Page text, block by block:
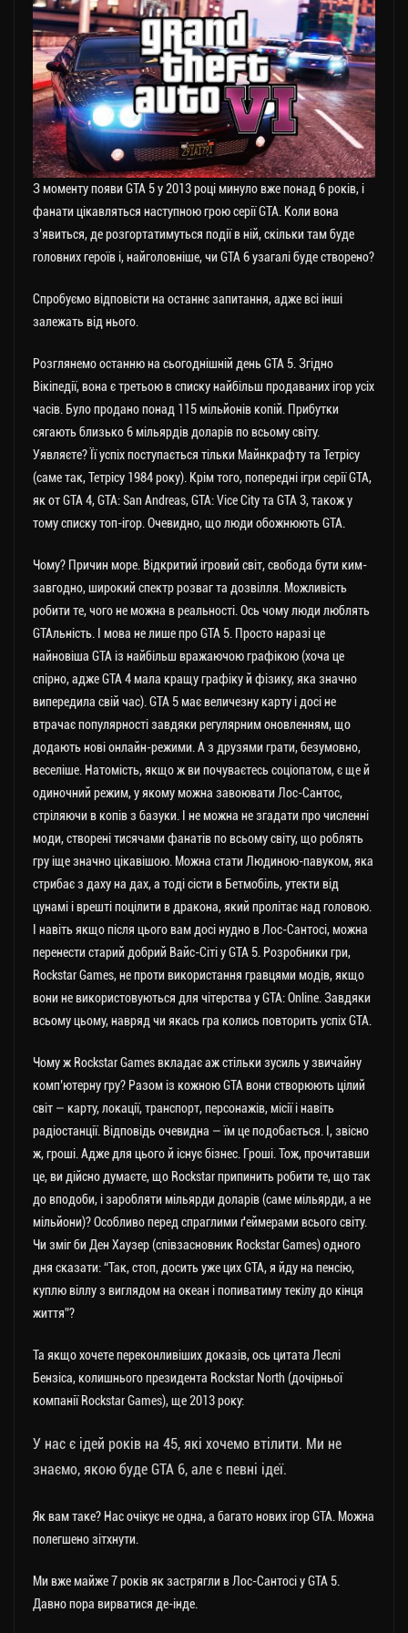
З моменту появи GTA 5 у 2013 році минуло вже понад 6 років, і
фанати цікавляться наступною грою серії GTA. Коли вона
з’явиться, де розгортатимуться події в ній, скільки там буде
головних героїв і, найголовніше, чи GTA 6 узагалі буде створено?
Спробуємо відповісти на останнє запитання, адже всі інші
залежать від нього.
Розглянемо останню на сьогоднішній день GTA 5. Згідно
Вікіпедії, вона є третьою в списку найбільш продаваних ігор усіх
часів. Було продано понад 115 мільйонів копій. Прибутки
сягають близько 6 мільярдів доларів по всьому світу.
Уявляєте? Її успіх поступається тільки Майнкрафту та Тетрісу
(саме так, Тетрісу 1984 року). Крім того, попередні ігри серії GTA,
як от GTA 4, GTA: San Andreas, GTA: Vice City та GTA 3, також у
тому списку топ-ігор. Очевидно, що люди обожнюють GTA.
Чому? Причин море. Відкритий ігровий світ, свобода бути ким-
завгодно, широкий спектр розваг та дозвілля. Можливість
робити те, чого не можна в реальності. Ось чому люди люблять
GTAльність. І мова не лише про GTA 5. Просто наразі це
найновіша GTA із найбільш вражаючою графікою (хоча це
спірно, адже GTA 4 мала кращу графіку й фізику, яка значно
випередила свій час). GTA 5 має величезну карту і досі не
втрачає популярності завдяки регулярним оновленням, що
додають нові онлайн-режими. А з друзями грати, безумовно,
веселіше. Натомість, якщо ж ви почуваєтесь соціопатом, є ще й
одиночний режим, у якому можна завоювати Лос-Сантос,
стріляючи в копів з базуки. І не можна не згадати про численні
моди, створені тисячами фанатів по всьому світу, що роблять
гру іще значно цікавішою. Можна стати Людиною-павуком, яка
стрибає з даху на дах, а тоді сісти в Бетмобіль, утекти від
цунамі і врешті поцілити в дракона, який пролітає над головою.
І навіть якщо після цього вам досі нудно в Лос-Сантосі, можна
перенести старий добрий Вайс-Сіті у GTA 5. Розробники гри,
Rockstar Games, не проти використання гравцями модів, якщо
вони не використовуються для чітерства у GTA: Online. Завдяки
всьому цьому, навряд чи якась гра колись повторить успіх GTA.
Чому ж Rockstar Games вкладає аж стільки зусиль у звичайну
комп’ютерну гру? Разом із кожною GTA вони створюють цілий
світ — карту, локації, транспорт, персонажів, місії і навіть
радіостанції. Відповідь очевидна — їм це подобається. І, звісно
ж, гроші. Адже для цього й існує бізнес. Гроші. Тож, прочитавши
це, ви дійсно думаєте, що Rockstar припинить робити те, що так
до вподоби, і заробляти мільярди доларів (саме мільярди, а не
мільйони)? Особливо перед спраглими ґеймерами всього світу.
Чи зміг би Ден Хаузер (співзасновник Rockstar Games) одного
дня сказати: “Так, стоп, досить уже цих GTA, я йду на пенсію,
куплю віллу з виглядом на океан і попиватиму текілу до кінця
життя”?
Та якщо хочете переконливіших доказів, ось цитата Леслі
Бензіса, колишнього президента Rockstar North (дочірньої
компанії Rockstar Games), ще 2013 року:
У нас є ідей років на 45, які хочемо втілити. Ми не
знаємо, якою буде GTA 6, але є певні ідеї.
Як вам таке? Нас очікує не одна, а багато нових ігор GTA. Можна
полегшено зітхнути.
Ми вже майже 7 років як застрягли в Лос-Сантосі у GTA 5.
Давно пора вирватися де-інде.